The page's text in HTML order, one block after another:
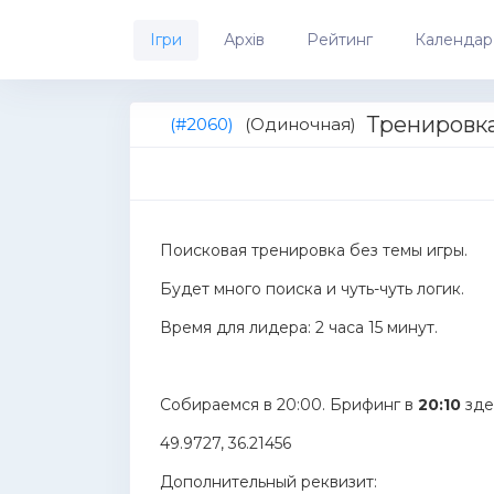
Ігри Архів Рейтинг Календар
(#2060) (Одиночная)
Поисковая тренировка без темы игры.
Будет много поиска и чуть-чуть логик.
Время для лидера: 2 часа 15 минут.
Собираемся в 20:00. Брифинг в 20:10
49.9727, 36.21456
Дополнительный реквизит: